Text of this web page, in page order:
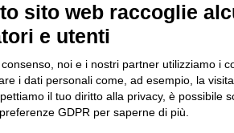
sito web raccoglie
e utenti
noi e i nostri partner utilizziamo i
i dati personali come, ad esempio, la
il tuo diritto alla privacy, è possibile
GDPR per saperne di più.